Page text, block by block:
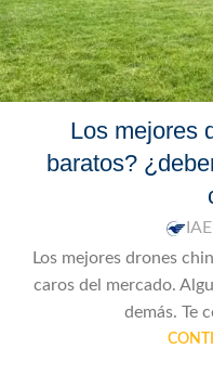
Los mejores
baratos?
Los mejores drones
caros del mercado.
demás. Te